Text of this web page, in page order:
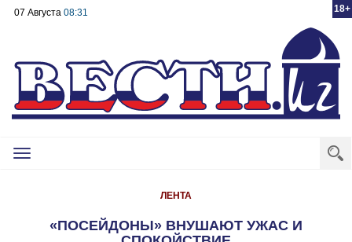
18+
07 Августа 08:31
Toggle
ЛЕНТА
«ПОСЕЙДОНЫ» ВНУШАЮТ УЖАС И